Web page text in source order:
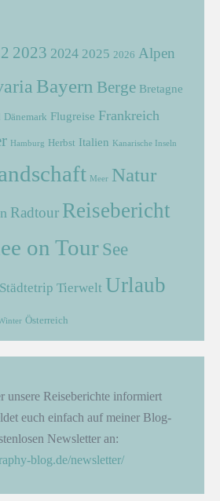
2023 2024 2025 2026 Alpen
Bayern Berge Bretagne
Dänemark Flugreise Frankreich
Hamburg Herbst Italien Kanarische Inseln
Meer Natur
Radtour Reisebericht
on Tour See
Städtetrip Tierwelt Urlaub
Österreich
unsere Reiseberichte informiert
euch einfach auf meiner Blog-
Newsletter an:
blog.de/newsletter/